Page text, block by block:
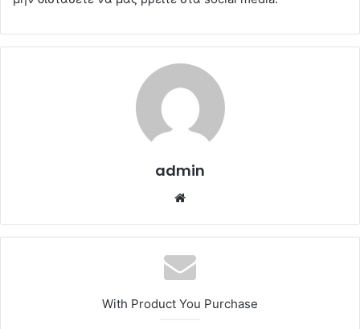
admin
With Product You Purchase